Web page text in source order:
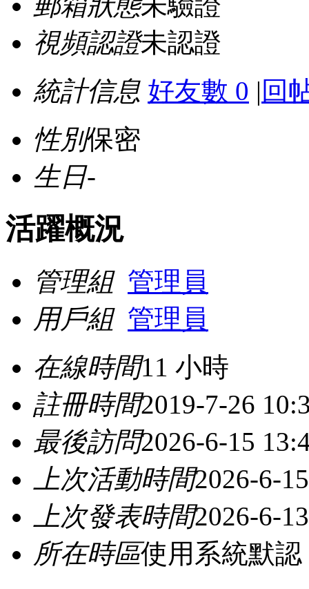
視頻認證未認證
統計信息 好友數 0 | 回
性別保密
生日-
活躍概況
管理組 管理員
用戶組 管理員
在線時間11 小時
註冊時間2019-7-26
最後訪問2026-6-15
上次活動時間2026-6-
上次發表時間2026-6-
所在時區使用系統默認